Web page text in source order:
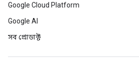
Google Cloud Platform
Google AI
সব প্রোডাক্ট